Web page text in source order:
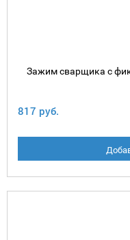
Зажим сварщика с
817 руб.